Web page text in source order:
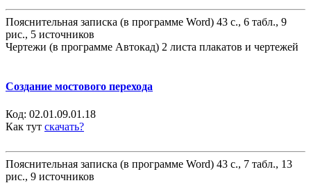
Пояснительная записка (в программе Word) 43 с., 6 табл., 9
рис., 5 источников
Чертежи (в программе Автокад) 2 листа плакатов и чертежей
Создание мостового перехода
Код: 02.01.09.01.18
Как тут скачать?
Пояснительная записка (в программе Word) 43 с., 7 табл., 13
рис., 9 источников